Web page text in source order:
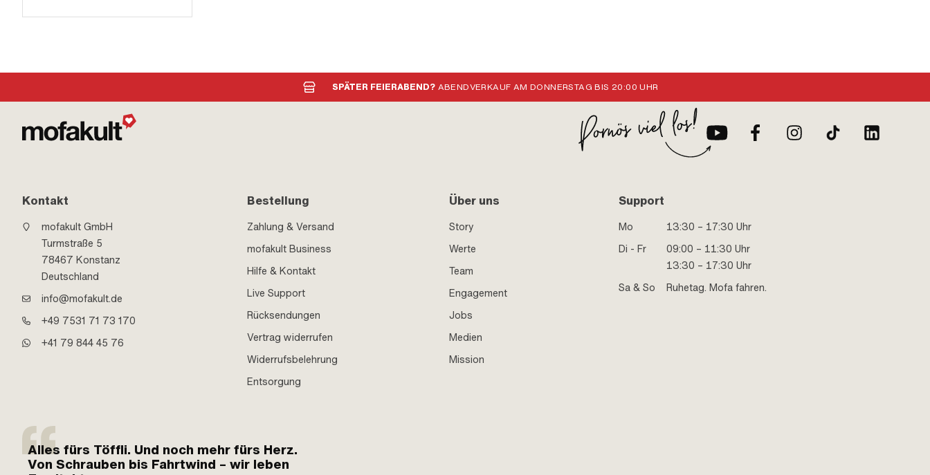
SPÄTER FEIERABEND? ABENDVERKAUF AM DONNERSTAG BIS 20:00 UHR
Kontakt
mofakult GmbH
Turmstraße 5
78467 Konstanz
Deutschland
info@mofakult.de
+49 7531 71 73 170
+41 79 844 45 76
Bestellung
Zahlung & Versand
mofakult Business
Hilfe & Kontakt
Live Support
Rücksendungen
Vertrag widerrufen
Widerrufsbelehrung
Entsorgung
Über uns
Story
Werte
Team
Engagement
Jobs
Medien
Mission
Support
Mo
13:30 – 17:30 Uhr
Di - Fr
09:00 – 11:30 Uhr
13:30 – 17:30 Uhr
Sa & So
Ruhetag. Mofa fahren.
Alles fürs Töffli. Und noch mehr fürs Herz.
Von Schrauben bis Fahrtwind – wir leben